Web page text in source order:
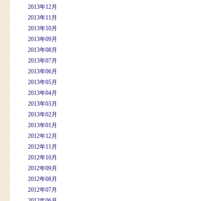
2013年12月
2013年11月
2013年10月
2013年09月
2013年08月
2013年07月
2013年06月
2013年05月
2013年04月
2013年03月
2013年02月
2013年01月
2012年12月
2012年11月
2012年10月
2012年09月
2012年08月
2012年07月